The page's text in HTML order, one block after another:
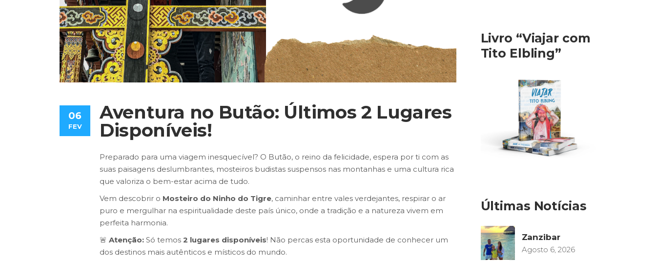
06
FEV
Aventura no Butão: Últimos 2 Lugares
Disponíveis!
Preparado para uma viagem inesquecível? O Butão, o reino da felicidade, espera por ti com as
suas paisagens deslumbrantes, mosteiros budistas suspensos nas montanhas e uma cultura rica
que valoriza o bem-estar acima de tudo.
Vem descobrir o Mosteiro do Ninho do Tigre, caminhar entre vales verdejantes, respirar o ar
puro e mergulhar na espiritualidade deste país único, onde a tradição e a natureza vivem em
perfeita harmonia.
🚨 Atenção: Só temos 2 lugares disponíveis! Não percas esta oportunidade de conhecer um
dos destinos mais autênticos e místicos do mundo.
Livro “Viajar com
Tito Elbling”
Últimas Notícias
Zanzibar
Agosto 6, 2026